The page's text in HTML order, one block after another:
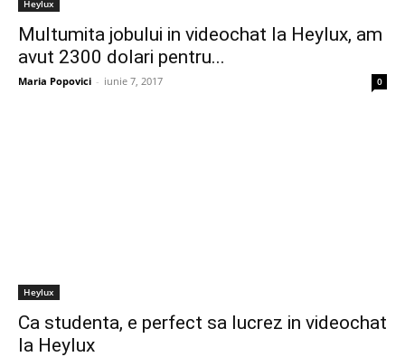
Heylux
Multumita jobului in videochat la Heylux, am
avut 2300 dolari pentru...
Maria Popovici - iunie 7, 2017 0
Heylux
Ca studenta, e perfect sa lucrez in videochat
la Heylux